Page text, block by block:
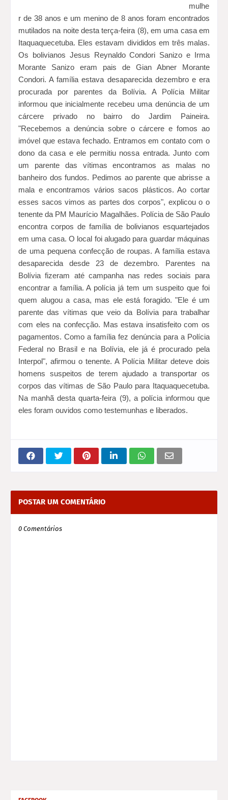
mulhe
r de 38 anos e um menino de 8 anos foram encontrados
mutilados na noite desta terça-feira (8), em uma casa em
Itaquaquecetuba. Eles estavam divididos em três malas.
Os bolivianos Jesus Reynaldo Condori Sanizo e Irma
Morante Sanizo eram pais de Gian Abner Morante
Condori. A família estava desaparecida dezembro e era
procurada por parentes da Bolívia. A Polícia Militar
informou que inicialmente recebeu uma denúncia de um
cárcere privado no bairro do Jardim Paineira.
"Recebemos a denúncia sobre o cárcere e fomos ao
imóvel que estava fechado. Entramos em contato com o
dono da casa e ele permitiu nossa entrada. Junto com
um parente das vítimas encontramos as malas no
banheiro dos fundos. Pedimos ao parente que abrisse a
mala e encontramos vários sacos plásticos. Ao cortar
esses sacos vimos as partes dos corpos", explicou o o
tenente da PM Maurício Magalhães. Polícia de São Paulo
encontra corpos de família de bolivianos esquartejados
em uma casa. O local foi alugado para guardar máquinas
de uma pequena confecção de roupas. A família estava
desaparecida desde 23 de dezembro. Parentes na
Bolívia fizeram até campanha nas redes sociais para
encontrar a família. A polícia já tem um suspeito que foi
quem alugou a casa, mas ele está foragido. "Ele é um
parente das vítimas que veio da Bolívia para trabalhar
com eles na confecção. Mas estava insatisfeito com os
pagamentos. Como a família fez denúncia para a Polícia
Federal no Brasil e na Bolívia, ele já é procurado pela
Interpol", afirmou o tenente. A Polícia Militar deteve dois
homens suspeitos de terem ajudado a transportar os
Na manhã desta quarta-feira (9), a polícia informou que
eles foram ouvidos como testemunhas e liberados.
POSTAR UM COMENTÁRIO
0 Comentários